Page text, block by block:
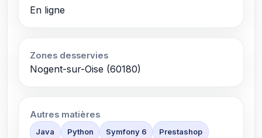
En ligne
Zones desservies
Nogent-sur-Oise (60180)
Autres matières
Java Python Symfony 6 Prestashop